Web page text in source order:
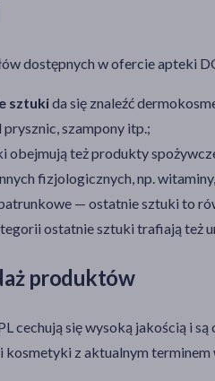
dostępnych w ofercie apteki
sztukida się znaleźć
prysznic, szampony itp.;
też produkty
fizjologicznych, np.
— ostatnie sztuki to
ostatnie sztuki trafiają też
produktów
cechują się wysoką jakością i
z aktualnym terminem